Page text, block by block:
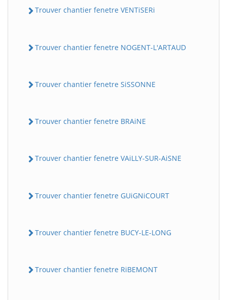
Trouver chantier fenetre VENTiSERi
Trouver chantier fenetre NOGENT-L'ARTAUD
Trouver chantier fenetre SiSSONNE
Trouver chantier fenetre BRAiNE
Trouver chantier fenetre VAiLLY-SUR-AiSNE
Trouver chantier fenetre GUiGNiCOURT
Trouver chantier fenetre BUCY-LE-LONG
Trouver chantier fenetre RiBEMONT